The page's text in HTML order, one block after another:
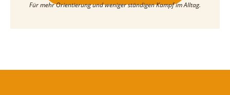
Für mehr Orientierung und weniger ständigen Kampf im Alltag.